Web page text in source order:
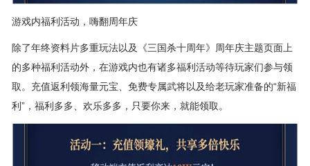
游戏内福利活动，嗨翻周年庆
除了年终资料片多重玩法以及《三国杀十周年》周年庆主题页面上
的多种福利活动外，在游戏内也有诸多福利活动等待玩家们参与领
取。充值返利领海量元宝、免费专属武将以及给老玩家准备的“新福
利”，福利多多、欢乐多多，只要你来，就能领取。